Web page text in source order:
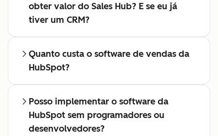
obter valor do Sales Hub? E se eu já
tiver um CRM?
Quanto custa o software de vendas da
HubSpot?
Posso implementar o software da
HubSpot sem programadores ou
desenvolvedores?